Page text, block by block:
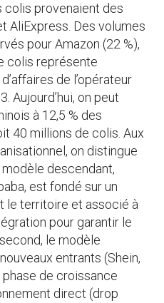
colis provenaient des
AliExpress. Des volumes
pour Amazon (22 %),
colis représente
de l’opérateur
Aujourd’hui, on peut
à 12,5 % des
40 millions de colis. Aux
on distingue
descendant,
est fondé sur un
le territoire et associé à
pour garantir le
le modèle
entrants (Shein,
de croissance
direct (drop